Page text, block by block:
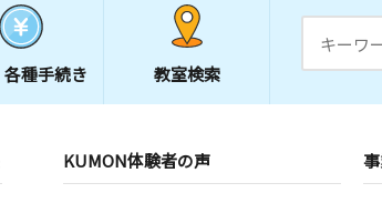
各種手続き 教室検索
KUMON体験者の声